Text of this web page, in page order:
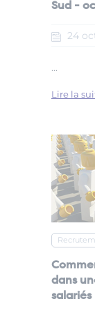
Sud -
24
...
Lire la
dans
salariés